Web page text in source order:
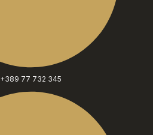
+389 77 732 345